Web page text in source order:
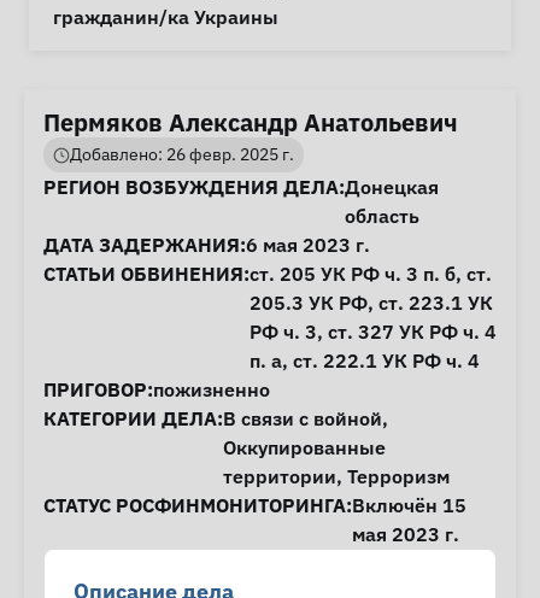
Особые обстоятельства
гражданин/ка Украины
Пермяков Александр Анатольевич
Добавлено: 26 февр. 2025 г.
Информация о деле
РЕГИОН ВОЗБУЖДЕНИЯ ДЕЛА:Донецкая
область
ДАТА ЗАДЕРЖАНИЯ:6 мая 2023 г.
СТАТЬИ ОБВИНЕНИЯ:ст. 205 УК РФ ч. 3 п. б, ст.
205.3 УК РФ, ст. 223.1 УК
РФ ч. 3, ст. 327 УК РФ ч. 4
п. а, ст. 222.1 УК РФ ч. 4
ПРИГОВОР:пожизненно
КАТЕГОРИИ ДЕЛА:В связи с войной,
Оккупированные
территории, Терроризм
СТАТУС РОСФИНМОНИТОРИНГА:Включён 15
мая 2023 г.
Описание дела